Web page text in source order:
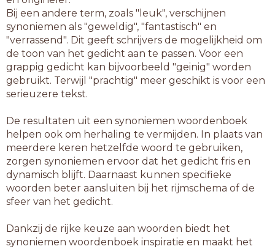
Bij een andere term, zoals "leuk", verschijnen
synoniemen als "geweldig", "fantastisch" en
"verrassend". Dit geeft schrijvers de mogelijkheid om
de toon van het gedicht aan te passen. Voor een
grappig gedicht kan bijvoorbeeld "geinig" worden
gebruikt. Terwijl "prachtig" meer geschikt is voor een
serieuzere tekst.
De resultaten uit een synoniemen woordenboek
helpen ook om herhaling te vermijden. In plaats van
meerdere keren hetzelfde woord te gebruiken,
zorgen synoniemen ervoor dat het gedicht fris en
dynamisch blijft. Daarnaast kunnen specifieke
woorden beter aansluiten bij het rijmschema of de
sfeer van het gedicht.
Dankzij de rijke keuze aan woorden biedt het
synoniemen woordenboek inspiratie en maakt het